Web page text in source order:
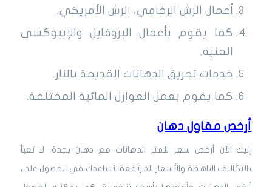
أعمال الرش الرخامي، الرش الأمريكي.
كما يقوم بأعمال البروفايل والإيبوكسي
الفنية.
خدمات تحريق الدهانات القديمة بالنار.
كما يقوم بعمل العوازل المائية المختلفة.
أرخص مقاول دهان
إليك الآن أرخص سعر للمتر الدهانات مع دهان بجدة، لا تعبأ
بالتكاليف الباهظة والأسعار المرتفعة، نساعدك في الحصول على